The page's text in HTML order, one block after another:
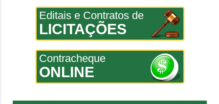
Editais e Contratos de
LICITAÇÕES
Contracheque
ONLINE